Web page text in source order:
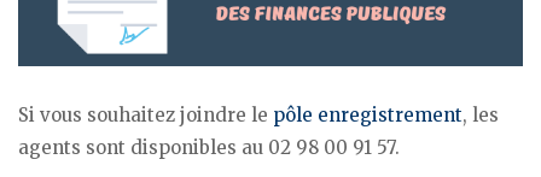
Si vous souhaitez joindre le pôle enregistrement, les
agents sont disponibles au 02 98 00 91 57.